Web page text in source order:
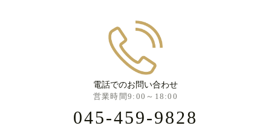
電話でのお問い合わせ
営業時間9:00～18:00
045-459-9828